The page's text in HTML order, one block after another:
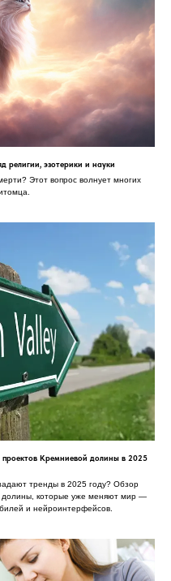
религии, эзотерики и науки
Этот вопрос волнует многих
Кремниевой долины в 2025
тренды в 2025 году? Обзор
долины, которые уже меняют мир —
и нейроинтерфейсов.